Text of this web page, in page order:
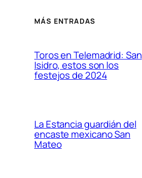
MÁS ENTRADAS
Toros en Telemadrid: San
Isidro, estos son los
festejos de 2024
La Estancia guardián del
encaste mexicano San
Mateo